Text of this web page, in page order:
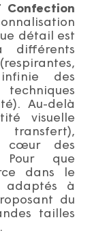
Confection
détail est
différents
des
Au-delà
visuelle
cœur des
Pour que
dans le
adaptés à
du
tailles